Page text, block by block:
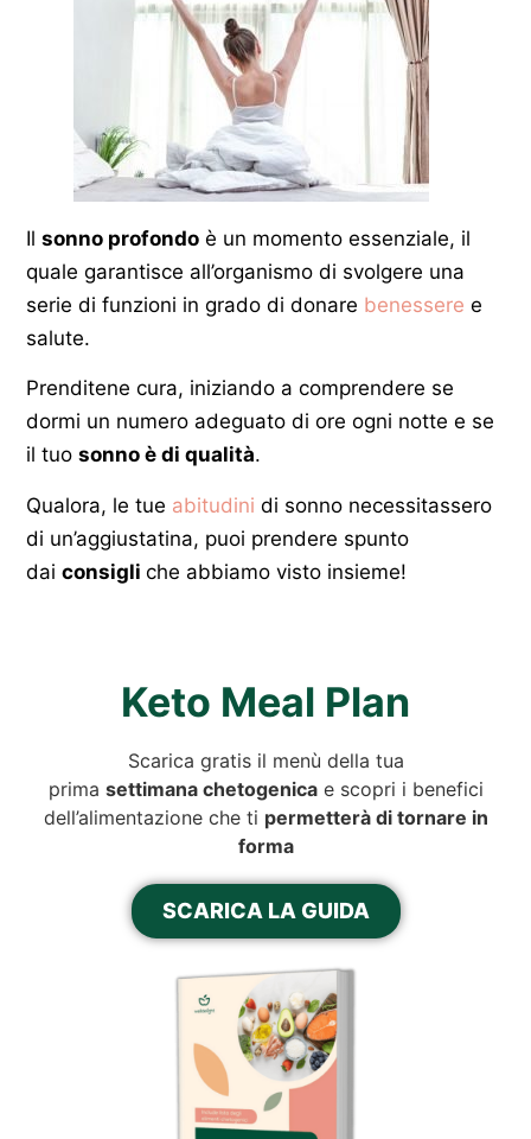
Il sonno profondo è un momento essenziale, il
quale garantisce all’organismo di svolgere una
serie di funzioni in grado di donare benessere e
salute.
Prenditene cura, iniziando a comprendere se
dormi un numero adeguato di ore ogni notte e se
il tuo sonno è di qualità.
Qualora, le tue abitudini di sonno necessitassero
di un’aggiustatina, puoi prendere spunto
dai consigli che abbiamo visto insieme!
Keto Meal Plan
Scarica gratis il menù della tua
prima settimana chetogenicae scopri i benefici
dell’alimentazione che ti permetterà di tornare in
forma
SCARICA LA GUIDA